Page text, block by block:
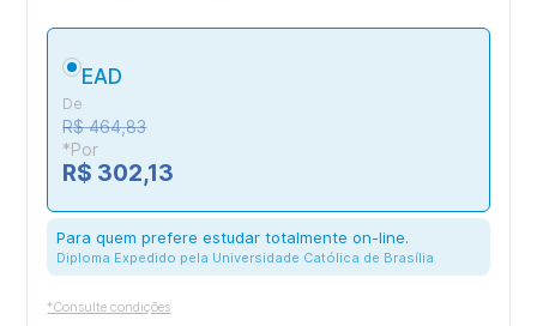
EAD
De
R$ 464,83
*Por
R$ 302,13
Para quem prefere estudar totalmente on-line.
Diploma Expedido pela Universidade Católica de Brasília
*Consulte condições